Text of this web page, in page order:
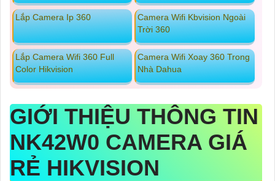
Lắp Camera Ip 360
Camera Wifi Kbvision Ngoài
Trời 360
Lắp Camera Wifi 360 Full
Color Hikvision
Camera Wifi Xoay 360 Trong
Nhà Dahua
GIỚI THIỆU THÔNG TIN
NK42W0 CAMERA GIÁ
RẺ HIKVISION